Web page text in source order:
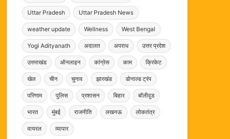
Uttar Pradesh Uttar Pradesh News
weather update Wellness West Bengal
Yogi Adityanath अदालत अपराध उत्तर प्रदेश
उत्तराखंड ऑनलाइन कांग्रेस काम क्रिकेट
खेल चीन चुनाव झारखंड डोनाल्ड ट्रंप
परिणाम पुलिस प्रशासन बिहार बॉलीवुड
भारत मुंबई राजनीति लखनऊ लोकतंत्र
वायरल व्यापार